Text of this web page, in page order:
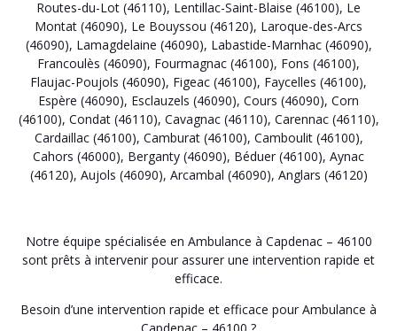
Routes-du-Lot (46110), Lentillac-Saint-Blaise (46100), Le
Montat (46090), Le Bouyssou (46120), Laroque-des-Arcs
(46090), Lamagdelaine (46090), Labastide-Marnhac (46090),
Francoulès (46090), Fourmagnac (46100), Fons (46100),
Flaujac-Poujols (46090), Figeac (46100), Faycelles (46100),
Espère (46090), Esclauzels (46090), Cours (46090), Corn
(46100), Condat (46110), Cavagnac (46110), Carennac (46110),
Cardaillac (46100), Camburat (46100), Camboulit (46100),
Cahors (46000), Berganty (46090), Béduer (46100), Aynac
(46120), Aujols (46090), Arcambal (46090), Anglars (46120)
Notre équipe spécialisée en Ambulance à Capdenac – 46100
sont prêts à intervenir pour assurer une intervention rapide et
efficace.
Besoin d’une intervention rapide et efficace pour Ambulance à